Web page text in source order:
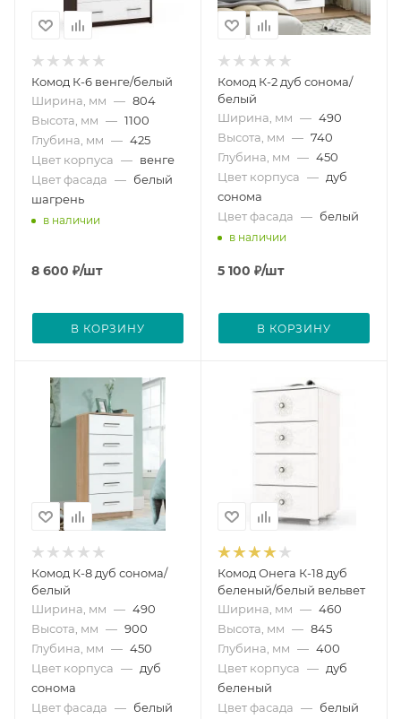
Комод К-6 венге/белый
Ширина, мм — 804
Высота, мм — 1100
Глубина, мм — 425
Цвет корпуса — венге
Цвет фасада — белый
шагрень
в наличии
8 600 ₽/шт
В КОРЗИНУ
Комод К-2 дуб сонома/
белый
Ширина, мм — 490
Высота, мм — 740
Глубина, мм — 450
Цвет корпуса — дуб
сонома
Цвет фасада — белый
в наличии
5 100 ₽/шт
В КОРЗИНУ
Комод К-8 дуб сонома/
белый
Ширина, мм — 490
Высота, мм — 900
Глубина, мм — 450
Цвет корпуса — дуб
сонома
Цвет фасада — белый
Комод Онега К-18 дуб
беленый/белый вельвет
Ширина, мм — 460
Высота, мм — 845
Глубина, мм — 400
Цвет корпуса — дуб
беленый
Цвет фасада — белый